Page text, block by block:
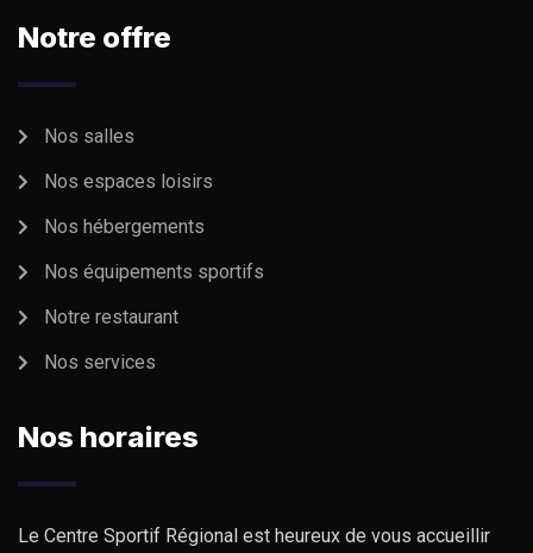
Notre offre
Nos salles
Nos espaces loisirs
Nos hébergements
Nos équipements sportifs
Notre restaurant
Nos services
Nos horaires
Le Centre Sportif Régional est heureux de vous accueillir